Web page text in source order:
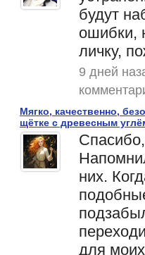
будут
ошибки,
личку,
9 дней
Мягко, качественно,
щётке с древесным
них.
для